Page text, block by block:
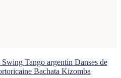
Swing Tango argentin Danses de
Bachata Kizomba